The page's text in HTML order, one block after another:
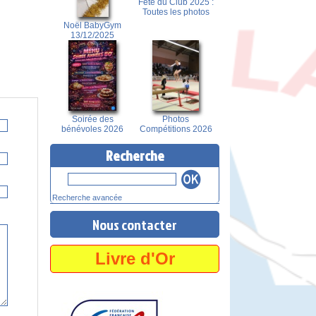
Noël BabyGym
13/12/2025
Toutes les photos
Soirée des
bénévoles 2026
Photos
Compétitions 2026
Recherche
Recherche avancée
Nous contacter
Livre d'Or